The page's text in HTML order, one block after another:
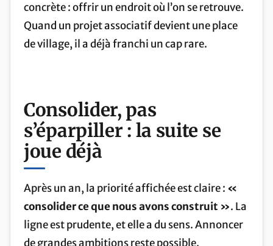
concrète : offrir un endroit où l’on se retrouve.
Quand un projet associatif devient une place
de village, il a déjà franchi un cap rare.
Consolider, pas
s’éparpiller : la suite se
joue déjà
Après un an, la priorité affichée est claire : «
consolider ce que nous avons construit ». La
ligne est prudente, et elle a du sens. Annoncer
de grandes ambitions reste possible.